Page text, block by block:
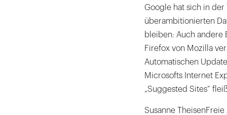
Google hat sich in
überambitionierten
bleiben: Auch andere
Firefox von Mozilla
Automatischen
Microsofts Internet
„Suggested Sites“
Susanne